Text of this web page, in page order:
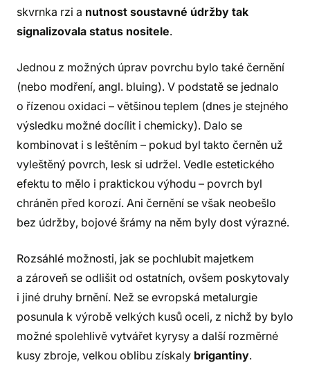
skvrnka rzi a nutnost soustavné údržby tak
signalizovala status nositele.
Jednou z možných úprav povrchu bylo také černění
(nebo modření, angl. bluing). V podstatě se jednalo
o řízenou oxidaci – většinou teplem (dnes je stejného
výsledku možné docílit i chemicky). Dalo se
kombinovat i s leštěním – pokud byl takto černěn už
vyleštěný povrch, lesk si udržel. Vedle estetického
efektu to mělo i praktickou výhodu – povrch byl
chráněn před korozí. Ani černění se však neobešlo
bez údržby, bojové šrámy na něm byly dost výrazné.
Rozsáhlé možnosti, jak se pochlubit majetkem
a zároveň se odlišit od ostatních, ovšem poskytovaly
i jiné druhy brnění. Než se evropská metalurgie
posunula k výrobě velkých kusů oceli, z nichž by bylo
možné spolehlivě vytvářet kyrysy a další rozměrné
kusy zbroje, velkou oblibu získaly brigantiny.